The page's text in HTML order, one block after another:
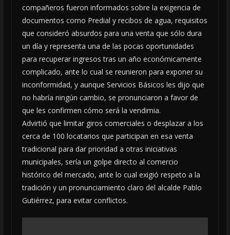
compañeros fueron informados sobre la exigencia de
documentos como Predial y recibos de agua, requisitos
que consideró absurdos para una venta que sólo dura
un día y representa una de las pocas oportunidades
para recuperar ingresos tras un año económicamente
complicado, ante lo cual se reunieron para exponer su
inconformidad, y aunque Servicios Básicos les dijo que
no habría ningún cambio, se pronunciaron a favor de
que les confirmen cómo será la vendimia.
Advirtió que limitar giros comerciales o desplazar a los
cerca de 100 locatarios que participan en esa venta
tradicional para dar prioridad a otras iniciativas
municipales, sería un golpe directo al comercio
histórico del mercado, ante lo cual exigió respeto a la
tradición y un pronunciamiento claro del alcalde Pablo
Gutiérrez, para evitar conflictos.